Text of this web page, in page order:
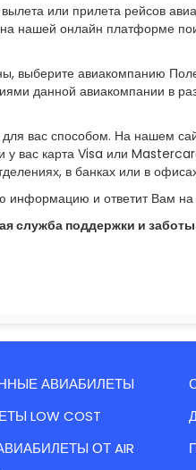
или прилета рейсов
нашей онлайн платформе
выберите авиакомпанию
данной авиакомпании в
вас способом. На нашем
у вас карта Visa или
в банках или в
информацию и ответит Вам
служба поддержки и
АВИАБИЛЕТЫ
LOW COST
ОТ AIR